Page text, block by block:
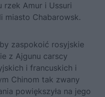
rzek Amur i Ussuri
miasto Chabarowsk.
zaspokoić rosyjskie
z Ajgunu carscy
i francuskich i
Chinom tak zwany
powiększyła na jego